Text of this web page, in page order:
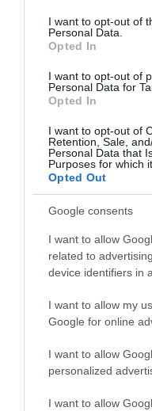
consent section.
I want to opt-out of
Personal Data.
Opted In
I want to opt-out of
Personal Data for
Opted In
I want to opt-out of
Retention, Sale,
Personal Data that
Purposes for which
Opted Out
Google consents
I want to allow
related to
device identifiers in
I want to allow my
Google for online
I want to allow
personalized
I want to allow
ma.hu
Hulladékvadászat
miatt most
Vitézy Dávid:
vonalon, mint
Vitézy Dávid: 2,3
egy
Saját életét is
megállítsa a tüzet
Második
A
keretszerződését
Megérkezett az